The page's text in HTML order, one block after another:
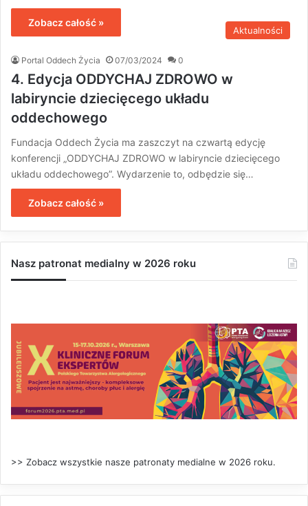
Zobacz całość »
Aktualności
Portal Oddech Życia 07/03/2024 0
4. Edycja ODDYCHAJ ZDROWO w
labiryncie dziecięcego układu
oddechowego
Fundacja Oddech Życia ma zaszczyt na czwartą edycję
konferencji „ODDYCHAJ ZDROWO w labiryncie dziecięcego
układu oddechowego”. Wydarzenie to, odbędzie się…
Zobacz całość »
Nasz patronat medialny w 2026 roku
>> Zobacz wszystkie nasze patronaty medialne w 2026 roku.